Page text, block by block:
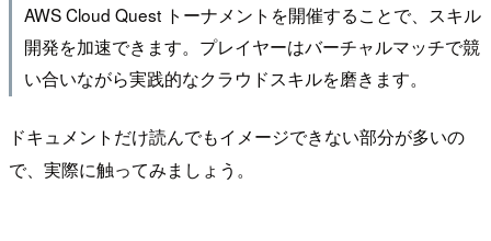
AWS Cloud Quest トーナメントを開催することで、スキル
開発を加速できます。プレイヤーはバーチャルマッチで競
い合いながら実践的なクラウドスキルを磨きます。
ドキュメントだけ読んでもイメージできない部分が多いの
で、実際に触ってみましょう。